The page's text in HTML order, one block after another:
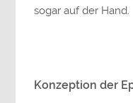
sogar auf der Hand.
Konzeption der